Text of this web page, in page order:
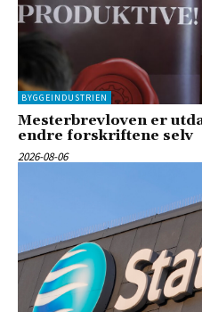
BYGGEINDUSTRIEN
Mesterbrevloven er
endre forskriftene selv
2026-08-06